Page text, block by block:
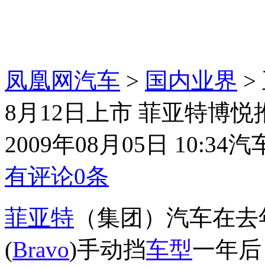
凤凰网汽车 > 国内业界 >
8月12日上市 菲亚特博悦
2009年08月05日 10:34汽
有评论0条
菲亚特 （集团）汽车在
(Bravo)手动挡车型一年